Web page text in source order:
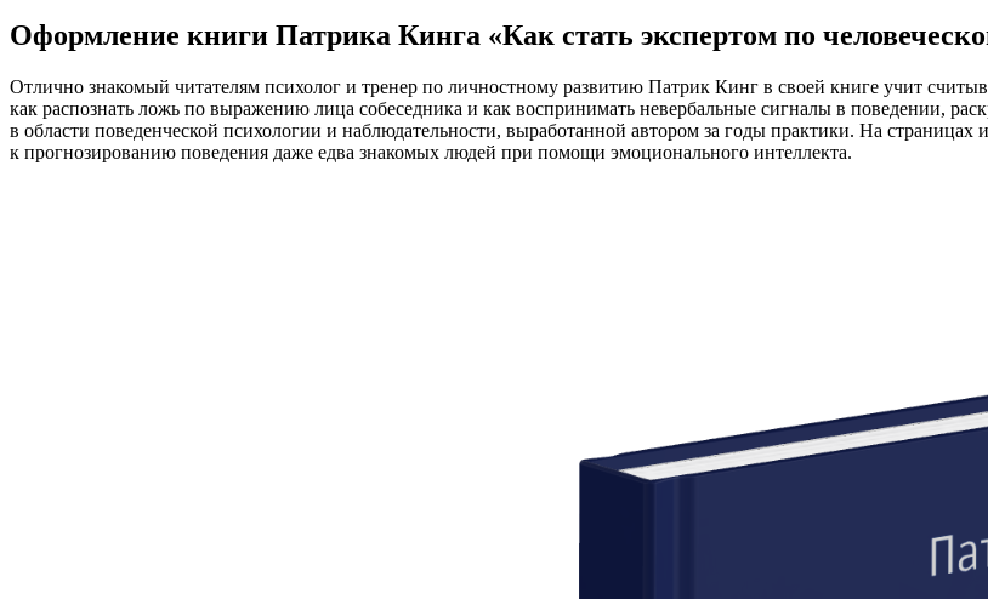
Оформление книги Патрика Кинга «Как стать экспертом по
Отлично знакомый читателям психолог и тренер по личностному развитию Патрик Кинг в своей книге учит
как распознать ложь по выражению лица собеседника и как воспринимать невербальные сигналы в поведении,
в области поведенческой психологии и наблюдательности, выработанной автором за годы практики. На страницах
к прогнозированию поведения даже едва знакомых людей при помощи эмоционального интеллекта.